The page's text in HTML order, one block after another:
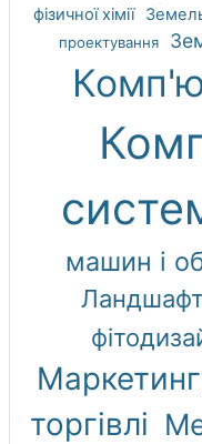
фізичної хімії
проектування
машин і
торгівлі